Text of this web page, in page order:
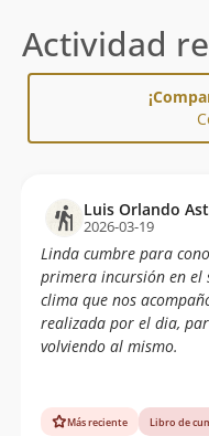
Actividad
Luis Orlando
2026-03-19
Linda cumbre para
primera incursión en el
clima que nos
realizada por el dia,
volviendo al mismo.
Más reciente Libro de